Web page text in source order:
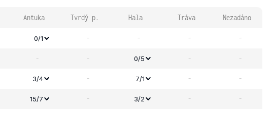
Antuka Tvrdý p. Hala Tráva Nezadáno
0/1 - - - -
- - 0/5 - -
3/4 - 7/1 - -
15/7 - 3/2 - -